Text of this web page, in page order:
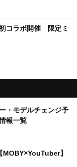
コラボ開催 限定ミ
・モデルチェンジ予
報一覧
】